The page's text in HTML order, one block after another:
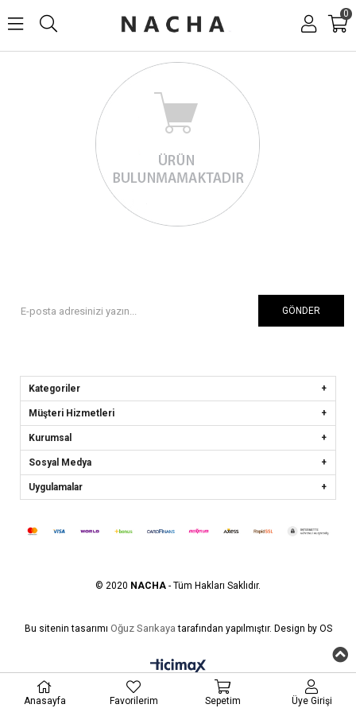
0
GÖNDER
Kategoriler
Müşteri Hizmetleri
Kurumsal
Sosyal Medya
Uygulamalar
© 2020 NACHA - Tüm Hakları Saklıdır.
Bu sitenin tasarımı Oğuz Sarıkaya tarafından yapılmıştır. Design by OS
Anasayfa Favorilerim Sepetim Üye Girişi